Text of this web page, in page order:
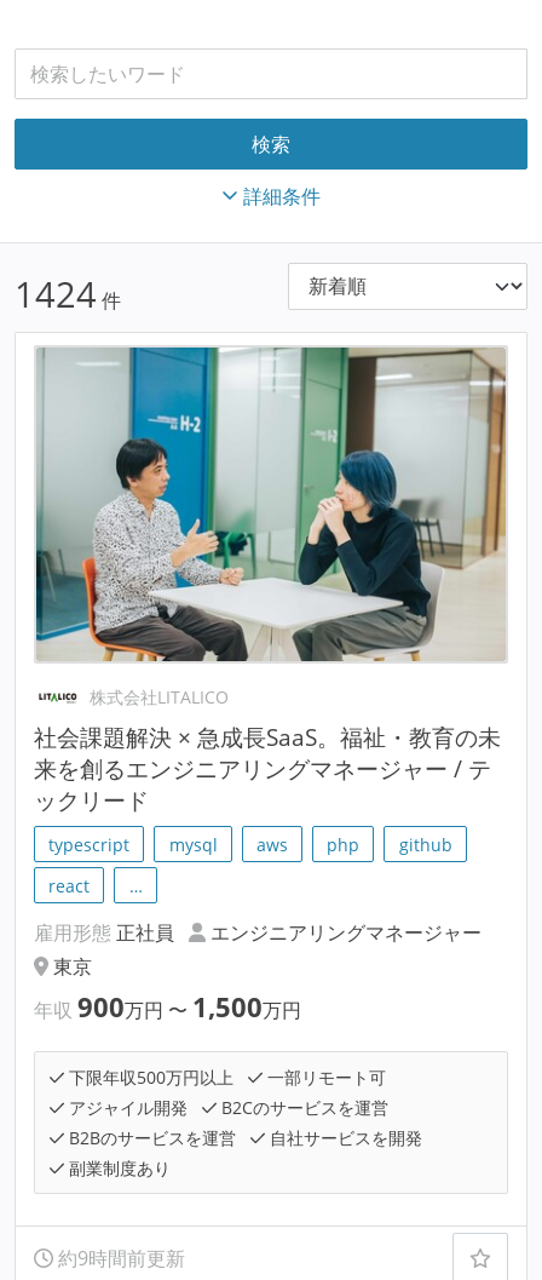
詳細条件
1424 件
株式会社LITALICO
社会課題解決 × 急成長SaaS。福祉・教育の未
来を創るエンジニアリングマネージャー / テ
ックリード
typescript mysql aws php
github
react
…
雇用形態 正社員
エンジニアリングマネージャー
東京
年収 900万円 〜 1,500万円
下限年収500万円以上
一部リモート可
アジャイル開発
B2Cのサービスを運営
B2Bのサービスを運営
自社サービスを開発
副業制度あり
約9時間前更新